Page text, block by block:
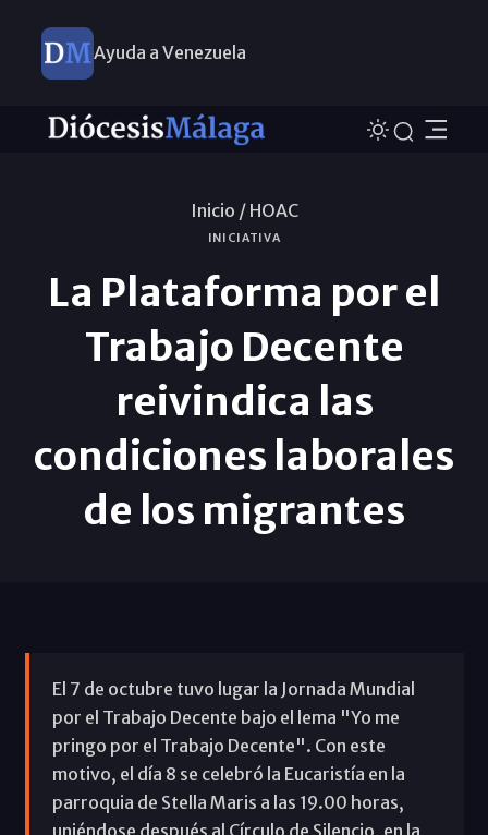
Ayuda a Venezuela
Inicio / HOAC
INICIATIVA
La Plataforma por el
Trabajo Decente
reivindica las
condiciones laborales
de los migrantes
El 7 de octubre tuvo lugar la Jornada Mundial
por el Trabajo Decente bajo el lema "Yo me
pringo por el Trabajo Decente". Con este
motivo, el día 8 se celebró la Eucaristía en la
parroquia de Stella Maris a las 19.00 horas,
uniéndose después al Círculo de Silencio, en la